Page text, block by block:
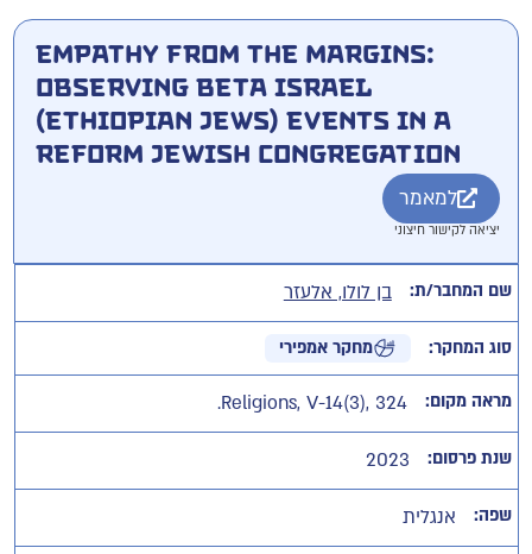
Empathy from the Margins:
Observing Beta Israel
(Ethiopian Jews) Events in a
Reform Jewish Congregation
למאמר
יציאה לקישור חיצוני
שם המחבר/ת: בן לולו, אלעזר
סוג המחקר: מחקר אמפירי
מראה מקום: Religions, V-14(3), 324.
שנת פרסום: 2023
שפה: אנגלית